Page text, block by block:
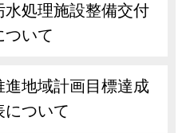
処理施設整備交付
ついて
地域計画目標達成
について